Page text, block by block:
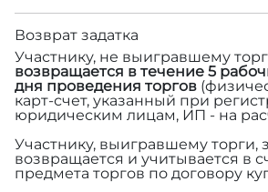
Возврат задатка
Участнику, не выигравшему
возвращается в течение 5
дня проведения торгов
карт-счет, указанный при
юридическим лицам, ИП - на
Участнику, выигравшему торги,
возвращается и учитывается в
предмета торгов по договору